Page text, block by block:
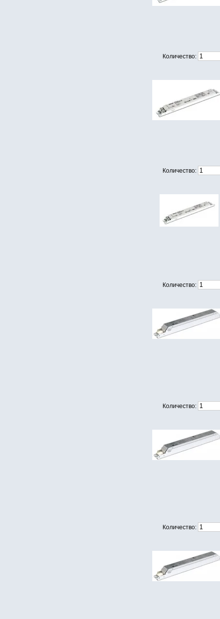
Количество:
Количество:
Количество:
Количество:
Количество: